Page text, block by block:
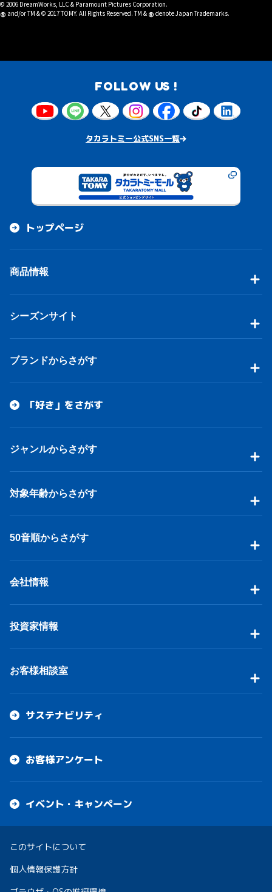
© 2006 DreamWorks, LLC & Paramount Pictures Corporation.
® and/or TM & © 2017 TOMY. All Rights Reserved. TM & ® denote Japan Trademarks.
FOLLOW US !
タカラトミー公式SNS一覧
トップページ
商品情報
シーズンサイト
ブランドからさがす
「好き」をさがす
ジャンルからさがす
対象年齢からさがす
50音順からさがす
会社情報
投資家情報
お客様相談室
サステナビリティ
お客様アンケート
イベント・キャンペーン
このサイトについて
個人情報保護方針